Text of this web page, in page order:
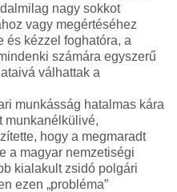
nagy sokkot
vagy megértéséhez
és kézzel foghatóra, a
számára egyszerű
válhattak a
munkásság hatalmas kára
munkanélkülivé,
hogy a megmaradt
a magyar nemzetiségi
kialakult zsidó polgári
ezen „probléma”